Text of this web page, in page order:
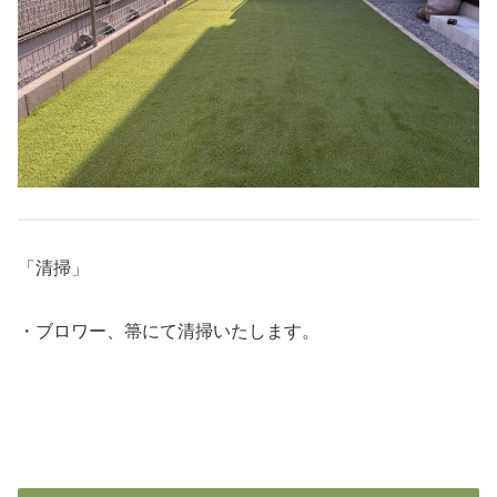
「清掃」
・ブロワー、箒にて清掃いたします。